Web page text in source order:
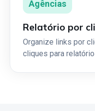
Agências
Relatório por
Organize links por
cliques para